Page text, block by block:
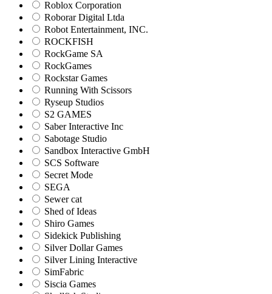
Roblox Corporation
Roborar Digital Ltda
Robot Entertainment, INC.
ROCKFISH
RockGame SA
RockGames
Rockstar Games
Running With Scissors
Ryseup Studios
S2 GAMES
Saber Interactive Inc
Sabotage Studio
Sandbox Interactive GmbH
SCS Software
Secret Mode
SEGA
Sewer cat
Shed of Ideas
Shiro Games
Sidekick Publishing
Silver Dollar Games
Silver Lining Interactive
SimFabric
Siscia Games